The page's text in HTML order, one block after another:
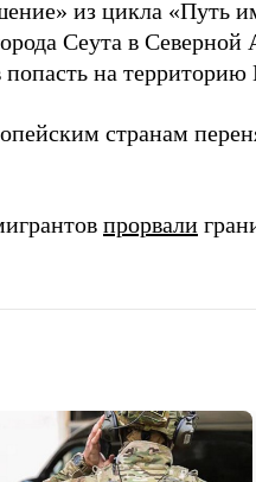
из цикла «Путь
Сеута в
на территорию
странам
прорвали